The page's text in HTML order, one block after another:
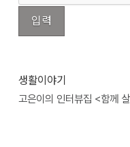
생활이야기
고은이의 인터뷰집 <함께